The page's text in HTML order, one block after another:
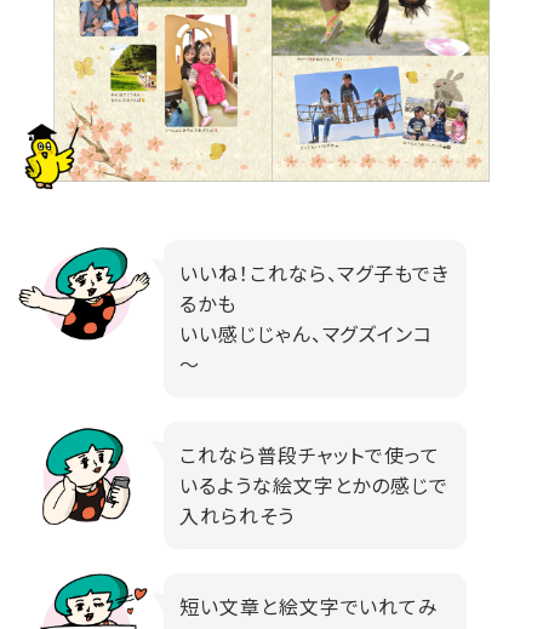
いいね！これなら、マグ子もでき
るかも
いい感じじゃん、マグズインコ
～
これなら普段チャットで使って
いるような絵文字とかの感じで
入れられそう
短い文章と絵文字でいれてみ